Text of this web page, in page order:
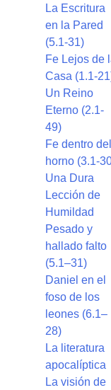
La Escritura
en la Pared
(5.1-31)
Fe Lejos de
Casa (1.1-
Un Reino
Eterno (2.1-
49)
Fe dentro del
horno (3.1-
Una Dura
Lección de
Humildad
Pesado y
hallado falto
(5.1–31)
Daniel en el
foso de los
leones (6.1–
28)
La literatura
apocalíptica
La visión de